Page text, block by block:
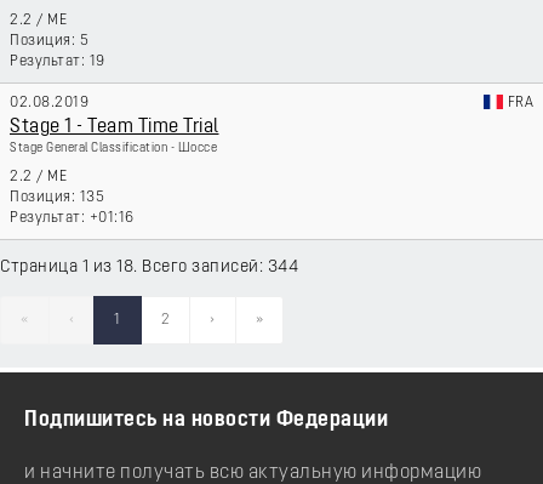
2.2 / ME
5
19
02.08.2019 FRA
Stage 1 - Team Time Trial
Stage General Classification - Шоссе
2.2 / ME
135
+01:16
Страница 1 из 18. Всего записей: 344
« ‹ 1 2 › »
Подпишитесь на новости Федерации
и начните получать всю актуальную информацию